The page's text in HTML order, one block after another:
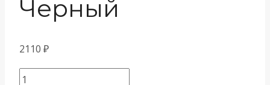
Черный
2110 ₽
Количество